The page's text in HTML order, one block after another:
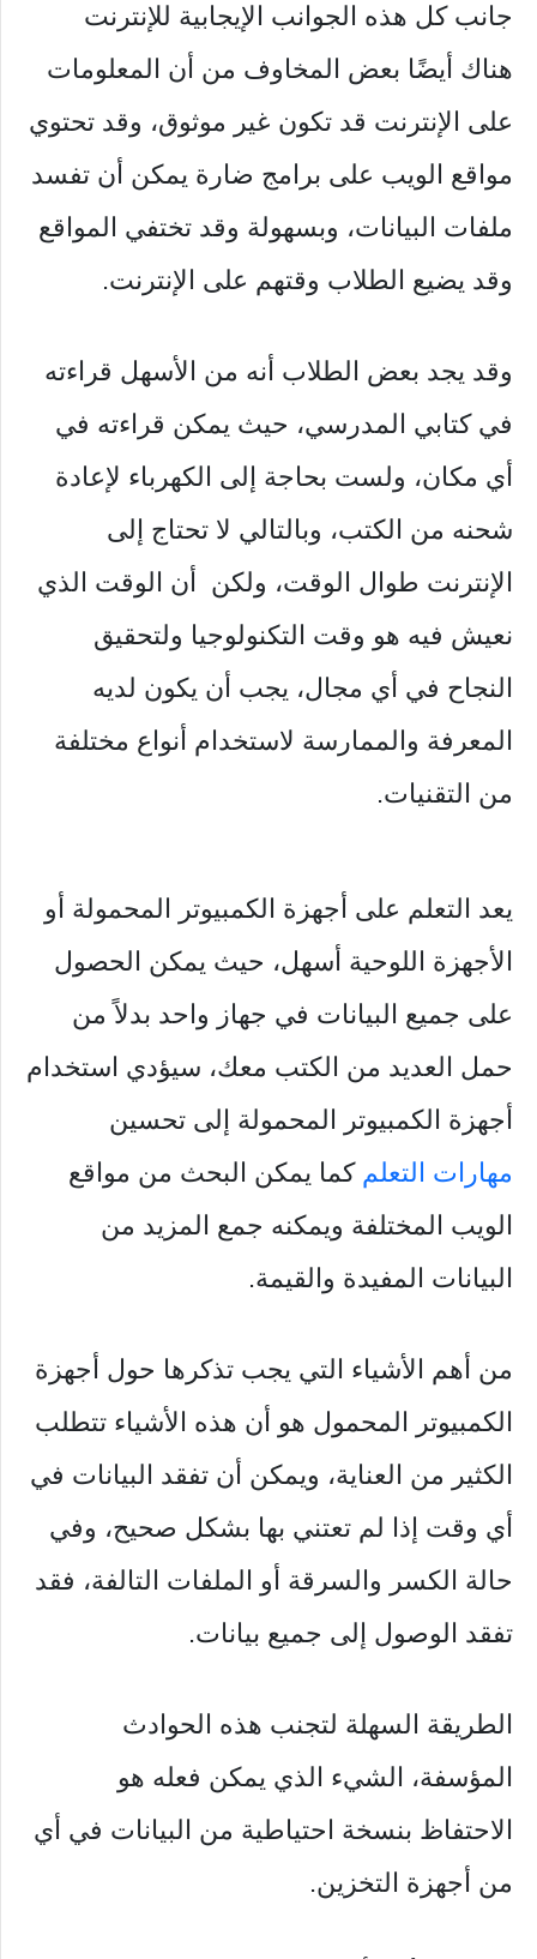
جانب كل هذه الجوانب الإيجابية للإنترنت
هناك أيضًا بعض المخاوف من أن المعلومات
على الإنترنت قد تكون غير موثوق، وقد تحتوي
مواقع الويب على برامج ضارة يمكن أن تفسد
ملفات البيانات، وبسهولة وقد تختفي المواقع
وقد يضيع الطلاب وقتهم على الإنترنت.
وقد يجد بعض الطلاب أنه من الأسهل قراءته
في كتابي المدرسي، حيث يمكن قراءته في
أي مكان، ولست بحاجة إلى الكهرباء لإعادة
شحنه من الكتب، وبالتالي لا تحتاج إلى
الإنترنت طوال الوقت، ولكن أن الوقت الذي
نعيش فيه هو وقت التكنولوجيا ولتحقيق
النجاح في أي مجال، يجب أن يكون لديه
المعرفة والممارسة لاستخدام أنواع مختلفة
من التقنيات.
يعد التعلم على أجهزة الكمبيوتر المحمولة أو
الأجهزة اللوحية أسهل، حيث يمكن الحصول
على جميع البيانات في جهاز واحد بدلاً من
حمل العديد من الكتب معك، سيؤدي استخدام
أجهزة الكمبيوتر المحمولة إلى تحسين
مهارات التعلم كما يمكن البحث من مواقع
الويب المختلفة ويمكنه جمع المزيد من
البيانات المفيدة والقيمة.
من أهم الأشياء التي يجب تذكرها حول أجهزة
الكمبيوتر المحمول هو أن هذه الأشياء تتطلب
الكثير من العناية، ويمكن أن تفقد البيانات في
أي وقت إذا لم تعتني بها بشكل صحيح، وفي
حالة الكسر والسرقة أو الملفات التالفة، فقد
تفقد الوصول إلى جميع بيانات.
الطريقة السهلة لتجنب هذه الحوادث
المؤسفة، الشيء الذي يمكن فعله هو
الاحتفاظ بنسخة احتياطية من البيانات في أي
من أجهزة التخزين.